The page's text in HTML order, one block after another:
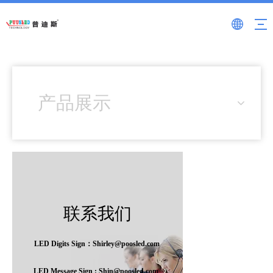
产品展示
联系我们
LED Digits Sign：Shirley@poosled.com
LED Message Sign : Shin@poosled.com